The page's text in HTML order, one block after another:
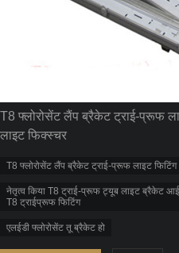
T8 फ्लोरोसेंट लैंप ब्रैकेट ट्राई-प्रूफ
लाइट फिक्स्चर
T8 फ्लोरोसेंट लैंप ब्रैकेट ट्राई-प्रूफ लाइट
नेतृत्व किया T8 ट्राई-प्रूफ ट्यूब लाइट ब्रैकेट
T8 ट्राईप्रूफ फिटिंग
एलईडी फ्लोरोसेंट तू ब्रैकेट हो